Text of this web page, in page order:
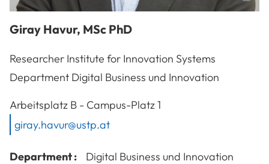
Giray Havur, MSc PhD
Researcher Institute for Innovation Systems
Department Digital Business und Innovation
Arbeitsplatz B - Campus-Platz 1
giray.havur@ustp.at
Department :
Digital Business und Innovation